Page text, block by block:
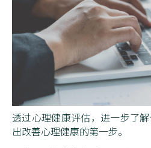
透过心理健康评估，进一步了
出改善心理健康的第一步。